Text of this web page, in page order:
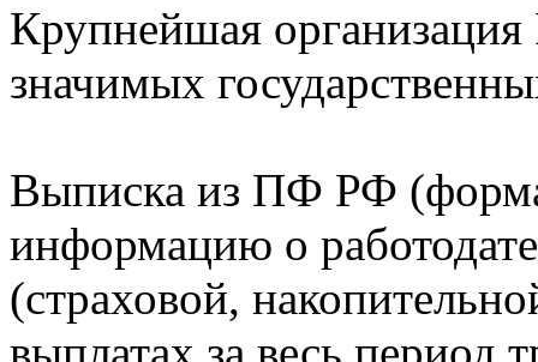
Крупнейшая
значимых
Выписка из ПФ РФ
информацию о
(страховой,
выплатах за весь период